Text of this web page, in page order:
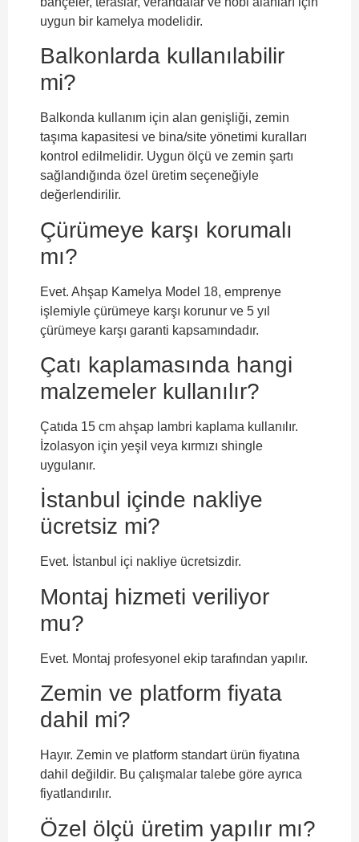
uygun bir kamelya modelidir.
Balkonlarda kullanılabilir
mi?
Balkonda kullanım için alan genişliği, zemin
taşıma kapasitesi ve bina/site yönetimi kuralları
kontrol edilmelidir. Uygun ölçü ve zemin şartı
sağlandığında özel üretim seçeneğiyle
değerlendirilir.
Çürümeye karşı korumalı
mı?
Evet. Ahşap Kamelya Model 18, emprenye
işlemiyle çürümeye karşı korunur ve 5 yıl
çürümeye karşı garanti kapsamındadır.
Çatı kaplamasında hangi
malzemeler kullanılır?
Çatıda 15 cm ahşap lambri kaplama kullanılır.
İzolasyon için yeşil veya kırmızı shingle
uygulanır.
İstanbul içinde nakliye
ücretsiz mi?
Evet. İstanbul içi nakliye ücretsizdir.
Montaj hizmeti veriliyor
mu?
Evet. Montaj profesyonel ekip tarafından yapılır.
Zemin ve platform fiyata
dahil mi?
Hayır. Zemin ve platform standart ürün fiyatına
dahil değildir. Bu çalışmalar talebe göre ayrıca
fiyatlandırılır.
Özel ölçü üretim yapılır mı?